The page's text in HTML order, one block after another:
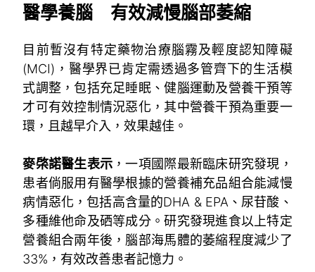
醫學養腦 有效減慢腦部萎縮
目前暫沒有特定藥物治療腦霧及輕度認知障礙
(MCI)，醫學界已肯定需透過多管齊下的生活模
式調整，包括充足睡眠、健腦運動及營養干預等
才可有效控制情況惡化，其中營養干預為重要一
環，且越早介入，效果越佳。
麥棨諾醫生表示 ，一項國際最新臨床研究發現，
患者倘服用有醫學根據的營養補充品組合能減慢
病情惡化，包括高含量的DHA & EPA、尿苷酸、
多種維他命及硒等成分。研究發現進食以上特定
營養組合兩年後，腦部海馬體的萎縮程度減少了
33%，有效改善患者記憶力。